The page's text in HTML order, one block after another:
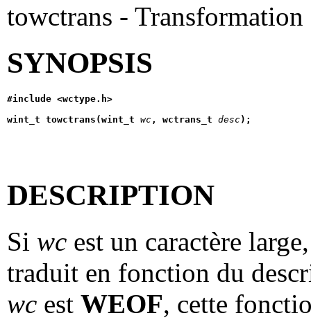
towctrans - Transformation
SYNOPSIS
#include <wctype.h>
wint_t towctrans(wint_t wc , wctrans_t desc);
DESCRIPTION
Si wc est un caractère
traduit en fonction du
wc est WEOF, cette